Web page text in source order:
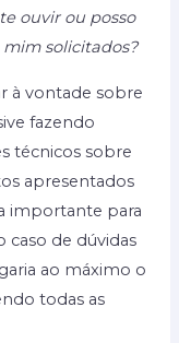
ouvir ou posso
solicitados?
à vontade sobre
fazendo
técnicos sobre
apresentados
importante para
de dúvidas
ao máximo o
todas as